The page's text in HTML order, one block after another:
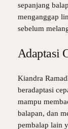
sepanjang
menganggap
sebelum
Adaptasi
Kiandra
beradaptasi
mampu
balapan, dan
pembalap lain